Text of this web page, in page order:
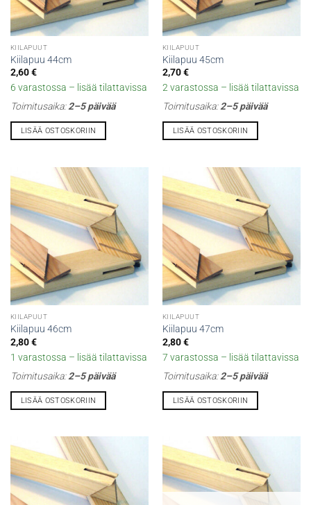
KIILAPUUT
Kiilapuu 44cm
2,60€
6 varastossa – lisää tilattavissa
Toimitusaika:2–5 päivää
LISÄÄ OSTOSKORIIN
KIILAPUUT
Kiilapuu 45cm
2,70€
2 varastossa – lisää tilattavissa
Toimitusaika:2–5 päivää
LISÄÄ OSTOSKORIIN
KIILAPUUT
Kiilapuu 46cm
2,80€
1 varastossa – lisää tilattavissa
Toimitusaika:2–5 päivää
LISÄÄ OSTOSKORIIN
KIILAPUUT
Kiilapuu 47cm
2,80€
7 varastossa – lisää tilattavissa
Toimitusaika:2–5 päivää
LISÄÄ OSTOSKORIIN